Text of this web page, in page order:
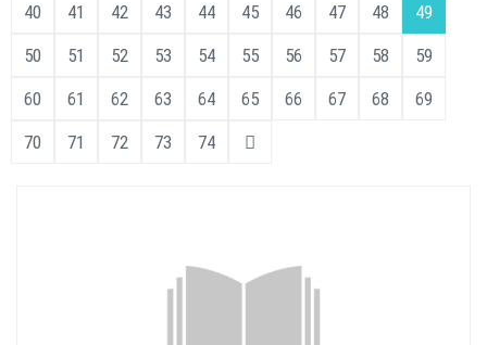
40
41 42 43 44 45 46 47 48
49
50
51 52 53 54 55 56 57 58
59
60
61 62 63 64 65 66 67 68
69
70
71 72 73 74